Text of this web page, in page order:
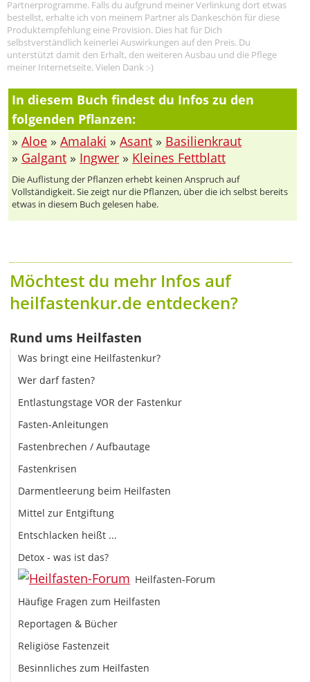
Partnerprogramme. Falls du aufgrund meiner Verlinkung dort etwas
bestellst, erhalte ich von meinem Partner als Dankeschön für diese
Produktempfehlung eine Provision. Dies hat für Dich
selbstverständlich keinerlei Auswirkungen auf den Preis. Du
unterstützt damit den Erhalt, den weiteren Ausbau und die Pflege
meiner Internetseite. Vielen Dank :-)
In diesem Buch findest du Infos zu den
folgenden Pflanzen:
» Aloe » Amalaki » Asant » Basilienkraut
» Galgant » Ingwer » Kleines Fettblatt
Die Auflistung der Pflanzen erhebt keinen Anspruch auf
Vollständigkeit. Sie zeigt nur die Pflanzen, über die ich selbst bereits
etwas in diesem Buch gelesen habe.
Möchtest du mehr Infos auf
heilfastenkur.de entdecken?
Rund ums Heilfasten
Was bringt eine Heilfastenkur?
Wer darf fasten?
Entlastungstage VOR der Fastenkur
Fasten-Anleitungen
Fastenbrechen / Aufbautage
Fastenkrisen
Darmentleerung beim Heilfasten
Mittel zur Entgiftung
Entschlacken heißt ...
Detox - was ist das?
Heilfasten-Forum
Häufige Fragen zum Heilfasten
Reportagen & Bücher
Religiöse Fastenzeit
Besinnliches zum Heilfasten